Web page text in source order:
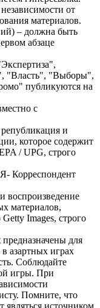
от
материалов.
– должна быть
абзаце
"Власть", "Выборы",
публикуются на
с
и
которое содержит
/ UPG, строго
Корреспондент
воспроизведение
материалов,
Images, строго
для
азартных играх
Соблюдайте
игры. При
Помните, что
являться источником